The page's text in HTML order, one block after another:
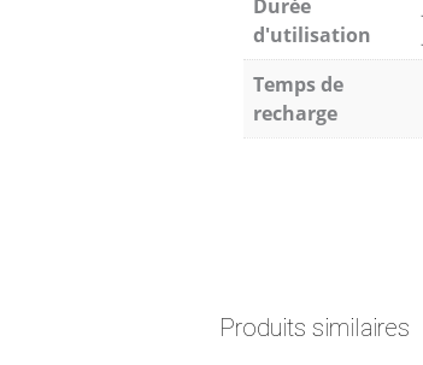
Durée
d'utilisation
Temps de
recharge
Produits similaires